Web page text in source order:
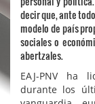
decir que, ante
modelo de país
sociales o
abertzales.
EAJ-PNV ha
durante los